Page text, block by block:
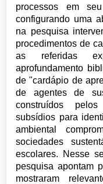
processos em
configurando uma
na pesquisa
procedimentos de
as referidas
aprofundamento
de "cardápio de
de agentes de
construídos
subsídios para
ambiental
sociedades
escolares. Nesse
pesquisa apontam
mostraram